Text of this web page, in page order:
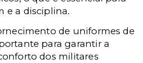
e a disciplina.
de uniformes de
para garantir a
dos militares